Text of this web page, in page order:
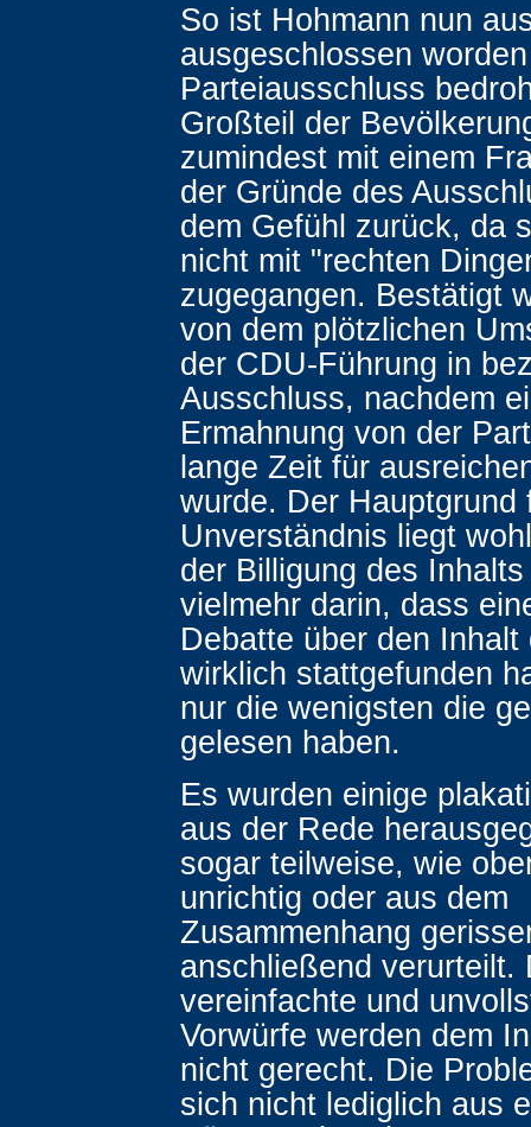
So ist Hohmann nun
ausgeschlossen
Parteiausschluss
Großteil der
zumindest mit einem
der Gründe des
dem Gefühl zurück, da
nicht mit "rechten
zugegangen. Bestätigt
von dem plötzlichen
der CDU-Führung in
Ausschluss, nachdem
Ermahnung von der
lange Zeit für
wurde. Der Hauptgrund
Unverständnis liegt
der Billigung des
vielmehr darin, dass
Debatte über den Inhalt
wirklich stattgefunden
nur die wenigsten die
gelesen haben.
Es wurden einige
aus der Rede
sogar teilweise, wie
unrichtig oder aus dem
Zusammenhang
anschließend verurteilt.
vereinfachte und
Vorwürfe werden dem
nicht gerecht. Die
sich nicht lediglich aus